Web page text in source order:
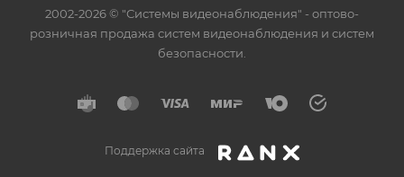
2002-2026 © "Системы видеонаблюдения" - оптово-
розничная продажа систем видеонаблюдения и систем
безопасности.
Поддержка сайта